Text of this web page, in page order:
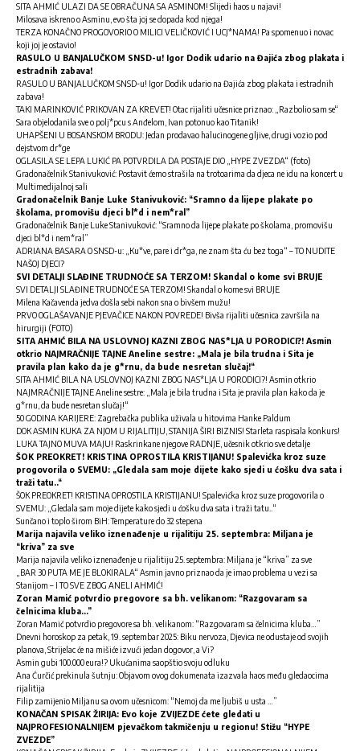
SITA AHMIĆ ULAZI DA SE OBRAČUNA SA ASMINOM! Slijedi haos u najavi!
Milosava iskreno o Asminu, evo šta joj se dopada kod njega!
TERZA KONAČNO PROGOVORIO O MILICI VELIČKOVIĆ I UCJ*NAMA! Pa spomenuo i novac
koji joj je ostavio!
RASULO U BANJALUČKOM SNSD-u! Igor Dodik udario na Đajića zbog plakata i
estradnih zabava!
RASULO U BANJALUČKOM SNSD-u! Igor Dodik udario na Đajića zbog plakata i estradnih
zabava!
TAKI MARINKOVIĆ PRIKOVAN ZA KREVET! Otac rijaliti učesnice priznao: „Razbolio sam se“
Sara objelodanila sve o polj*pcu s Anđelom, Ivan potonuo kao Titanik!
UHAPŠENI U BOSANSKOM BRODU: Jedan prodavao halucinogene gljive, drugi vozio pod
dejstvom dr*ge
OGLASILA SE LEPA LUKIĆ PA POTVRDILA DA POSTAJE DIO „HYPE ZVEZDA“ (foto)
Gradonačelnik Stanivuković: Postavit ćemo strašila na trotoarima da djeca ne idu na koncert u
Multimedijalnoj sali
Gradonačelnik Banje Luke Stanivuković: “Sramno da lijepe plakate po
školama, promovišu djeci bl*d i nem*ral”
Gradonačelnik Banje Luke Stanivuković: “Sramno da lijepe plakate po školama, promovišu
djeci bl*d i nem*ral”
ADRIANA BASARA O SNSD-u: „Ku*ve, pare i dr*ga, ne znam šta ću bez toga“ – TO NUDITE
NAŠOJ DJECI?
SVI DETALJI SLAĐINE TRUDNOĆE SA TERZOM! Skandal o kome svi BRUJE
SVI DETALJI SLAĐINE TRUDNOĆE SA TERZOM! Skandal o kome svi BRUJE
Milena Kačavenda jedva došla sebi nakon sna o bivšem mužu!
PRVO OGLAŠAVANJE PJEVAČICE NAKON POVREDE! Bivša rijaliti učesnica završila na
hirurgiji (FOTO)
SITA AHMIĆ BILA NA USLOVNOJ KAZNI ZBOG NAS*LJA U PORODICI?! Asmin
otkrio NAJMRAČNIJE TAJNE Aneline sestre: „Mala je bila trudna i Sita je
pravila plan kako da je g*rnu, da bude nesretan slučaj!“
SITA AHMIĆ BILA NA USLOVNOJ KAZNI ZBOG NAS*LJA U PORODICI?! Asmin otkrio
NAJMRAČNIJE TAJNE Aneline sestre: „Mala je bila trudna i Sita je pravila plan kako da je
g*rnu, da bude nesretan slučaj!“
50 GODINA KARIJERE: Zagrebačka publika uživala u hitovima Hanke Paldum
DOK ASMIN KUKA ZA NJOM U RIJALITIJU, STANIJA ŠIRI BIZNIS! Starleta raspisala konkurs!
LUKA TAJNO MUVA MAJU! Raskrinkane njegove RADNJE, učesnik otkrio sve detalje
ŠOK PREOKRET! KRISTINA OPROSTILA KRISTIJANU! Spalevićka kroz suze
progovorila o SVEMU: „Gledala sam moje dijete kako sjedi u ćošku dva sata i
traži tatu..“
ŠOK PREOKRET! KRISTINA OPROSTILA KRISTIJANU! Spalevićka kroz suze progovorila o
SVEMU: „Gledala sam moje dijete kako sjedi u ćošku dva sata i traži tatu..“
Sunčano i toplo širom BiH: Temperature do 32 stepena
Marija najavila veliko iznenađenje u rijalitiju 25. septembra: Miljana je
“kriva” za sve
Marija najavila veliko iznenađenje u rijalitiju 25. septembra: Miljana je “kriva” za sve
„BAR 30 PUTA ME JE BLOKIRALA“ Asmin javno priznao da je imao problema u vezi sa
Stanijom – I TO SVE ZBOG ANELI AHMIĆ!
Zoran Mamić potvrdio pregovore sa bh. velikanom: “Razgovaram sa
čelnicima kluba…”
Zoran Mamić potvrdio pregovore sa bh. velikanom: “Razgovaram sa čelnicima kluba…”
Dnevni horoskop za petak, 19. septembar 2025: Biku nervoza, Djevica ne odustaje od svojih
planova, Strijelac će na mišiće izvući jedan dogovor, a Vi?
Asmin gubi 100.000 eura!? Ukućanima saopštio svoju odluku
Ana Ćurčić prekinula šutnju: Objavom ovog dokumenata izazvala haos među gledaocima
rijalitija
Filip zamijenio Miljanu sa ovom učesnicom: “Nemoj da me ljubiš u usta …”
KONAČAN SPISAK ŽIRIJA: Evo koje ZVIJEZDE ćete gledati u
NAJPROFESIONALNIJEM pjevačkom takmičenju u regionu! Stižu “HYPE
ZVEZDE”